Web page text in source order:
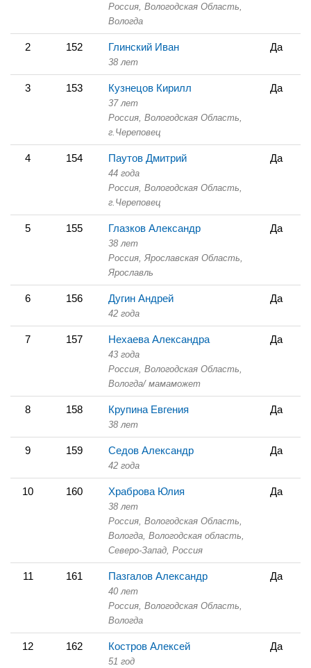
Россия, Вологодская Область,
Вологда
2 152 Глинский Иван
38 лет
Да
3 153 Кузнецов Кирилл
37 лет
Россия, Вологодская Область,
г.Череповец
Да
4 154 Паутов Дмитрий
44 года
Россия, Вологодская Область,
г.Череповец
Да
5 155 Глазков Александр
38 лет
Россия, Ярославская Область,
Ярославль
Да
6 156 Дугин Андрей
42 года
Да
7 157 Нехаева Александра
43 года
Россия, Вологодская Область,
Вологда/ мамаможет
Да
8 158 Крупина Евгения
38 лет
Да
9 159 Седов Александр
42 года
Да
10 160 Храброва Юлия
38 лет
Россия, Вологодская Область,
Вологда, Вологодская область,
Северо-Запад, Россия
Да
11 161 Пазгалов Александр
40 лет
Россия, Вологодская Область,
Вологда
Да
12 162 Костров Алексей
51 год
Да